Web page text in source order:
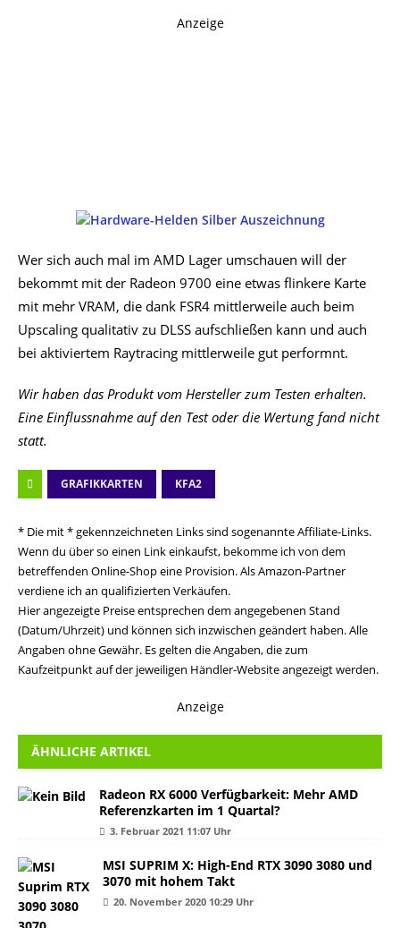
Anzeige
Wer sich auch mal im AMD Lager umschauen will der
bekommt mit der Radeon 9700 eine etwas flinkere Karte
mit mehr VRAM, die dank FSR4 mittlerweile auch beim
Upscaling qualitativ zu DLSS aufschließen kann und auch
bei aktiviertem Raytracing mittlerweile gut performnt.
Wir haben das Produkt vom Hersteller zum Testen erhalten.
Eine Einflussnahme auf den Test oder die Wertung fand nicht
statt.
GRAFIKKARTEN KFA2
* Die mit * gekennzeichneten Links sind sogenannte Affiliate-Links.
Wenn du über so einen Link einkaufst, bekomme ich von dem
betreffenden Online-Shop eine Provision. Als Amazon-Partner
verdiene ich an qualifizierten Verkäufen.
Hier angezeigte Preise entsprechen dem angegebenen Stand
(Datum/Uhrzeit) und können sich inzwischen geändert haben. Alle
Angaben ohne Gewähr. Es gelten die Angaben, die zum
Kaufzeitpunkt auf der jeweiligen Händler-Website angezeigt werden.
Anzeige
ÄHNLICHE ARTIKEL
Radeon RX 6000 Verfügbarkeit: Mehr AMD
Referenzkarten im 1 Quartal?
3. Februar 2021 11:07 Uhr
MSI SUPRIM X: High-End RTX 3090 3080 und
3070 mit hohem Takt
20. November 2020 10:29 Uhr